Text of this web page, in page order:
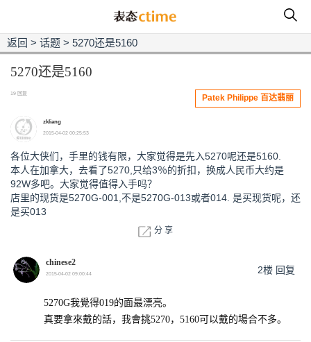
返回 >话题 >5270还是5160
5270还是5160
19 回复 Patek Philippe 百达翡丽
zkliang
2015-04-02 00:25:53
各位大侠们，手里的钱有限，大家觉得是先入5270呢还是5160.
本人在加拿大，去看了5270,只给3％的折扣，换成人民币大约是
92W多吧。大家觉得值得入手吗？
店里的现货是5270G-001,不是5270G-013或者014. 是买现货呢，还
是买013
分 享
chinese2
2015-04-02 09:00:44 2楼 回复
5270G我覺得019的面最漂亮。
真要拿來戴的話，我會挑5270，5160可以戴的場合不多。